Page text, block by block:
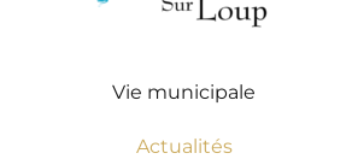
Vie municipale
Actualités